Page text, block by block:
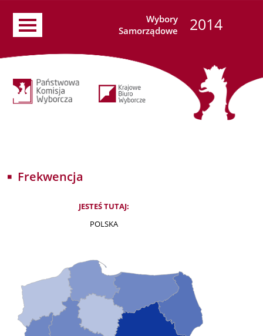
Wybory
Samorządowe
2014
Frekwencja
JESTEŚ TUTAJ:
POLSKA